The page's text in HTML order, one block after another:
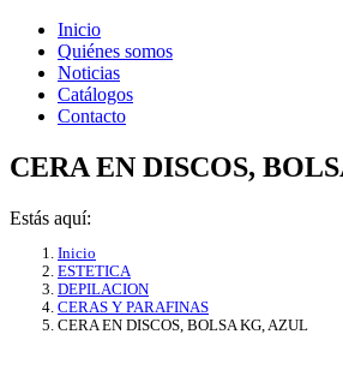
Inicio
Quiénes somos
Noticias
Catálogos
Contacto
CERA EN DISCOS,
Estás aquí:
Inicio
ESTETICA
DEPILACION
CERAS Y PARAFINAS
CERA EN DISCOS, BOLSA KG, AZUL